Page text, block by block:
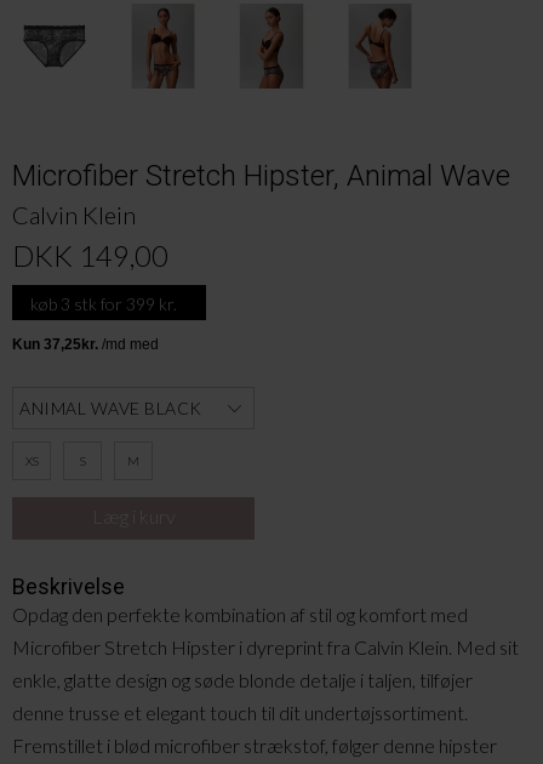
Microfiber Stretch Hipster, Animal Wave
Calvin Klein
DKK 149,00
køb 3 stk for 399 kr.
XS S M
Beskrivelse
Opdag den perfekte kombination af stil og komfort med
Microfiber Stretch Hipster i dyreprint fra Calvin Klein. Med sit
enkle, glatte design og søde blonde detalje i taljen, tilføjer
denne trusse et elegant touch til dit undertøjssortiment.
Fremstillet i blød microfiber strækstof, følger denne hipster